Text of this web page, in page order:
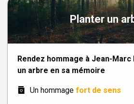
Planter un
Rendez hommage à Jean-Marc
un arbre en sa mémoire
Un hommage fort de sens